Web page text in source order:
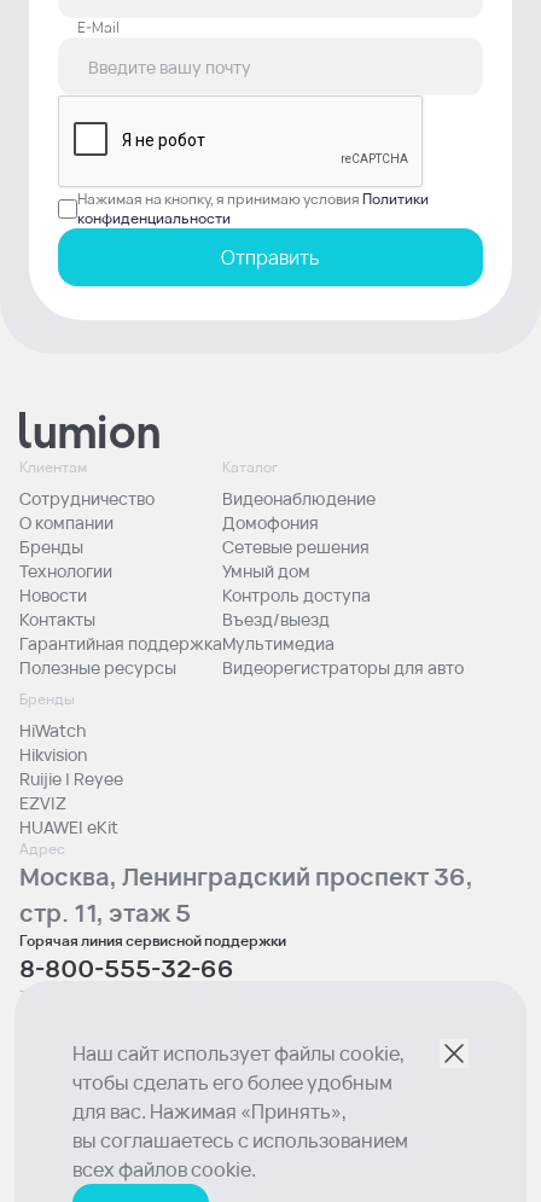
E-Mail
Нажимая на кнопку, я принимаю условияПолитики
конфиденциальности
Отправить
Наш сайт использует файлы cookie,
чтобы сделать его более удобным
для вас. Нажимая «Принять»,
вы соглашаетесь с использованием
всех файлов cookie.
Клиентам
Сотрудничество
О компании
Бренды
Технологии
Новости
Контакты
Гарантийная поддержка
Полезные ресурсы
Каталог
Видеонаблюдение
Домофония
Сетевые решения
Умный дом
Контроль доступа
Въезд/выезд
Мультимедиа
Видеорегистраторы для авто
Бренды
HiWatch
Hikvision
Ruijie | Reyee
EZVIZ
HUAWEI eKit
Адрес
Москва, Ленинградский проспект 36,
стр. 11, этаж 5
Горячая линия сервисной поддержки
8-800-555-32-66
Телефон отдела продаж
sales@lumion.tech
Социальные сети
© 2026 Lumion
Политика конфиденциальности
© Вся информация о товарах и ценах, размещенная на сайте, носит